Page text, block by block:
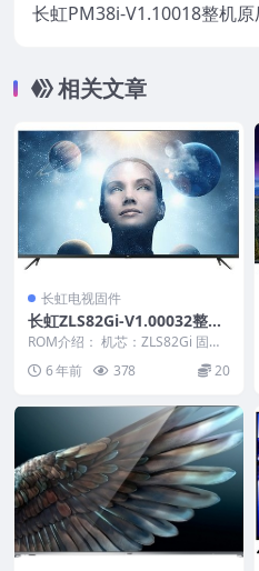
长虹PM38i-V1.10018整机
相关文章
长虹电视固件
长虹ZLS82Gi-V1.00032整机
原厂刷机固件下载
ROM介绍： 机芯：ZLS82Gi 固件
版本：V1.00032 适用机型：请以
机...6 年前 378 20